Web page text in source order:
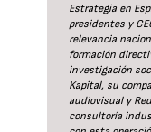
Estrategia en
presidentes y
relevancia
formación
investigación
Kapital, su
audiovisual y
consultoría